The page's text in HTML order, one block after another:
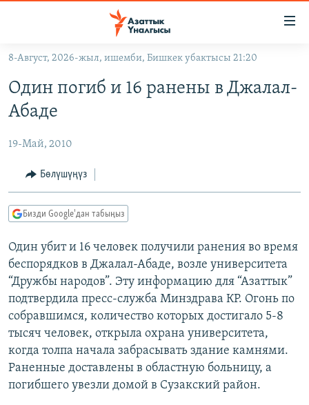
Навигацияга
өтүңүз
Издөөгө
салыңыз
КЫРГЫЗСТАН
САЯСАТ
ЭКОНОМИКА
ДҮЙНӨ
ДҮЙНӨ
БОРБОР АЗИЯ
УКРАИНА
АТАЙЫН ИЛИКТӨӨ
БҮГҮН АЗАТТЫКТА
ЭКСПЕРТТЕР ТАЛДАЙТ
БИЗ ЖАНА ДҮЙНӨ
ДАНИСТЕ
ЭЖЕ-СИҢДИЛЕР
АЗАТТЫК+
ЫҢГАЙСЫЗ СУРООЛОР
ПОДКАСТ
ӨЗГӨЧӨ ПИКИР
Русский
ОНЛАЙН ШЕРИНЕ
8-Август, 2026-жыл, ишемби, Бишкек убактысы 21:20
Один погиб и 16 ранены в Джалал-
Абаде
19-Май, 2010
Бөлүшүңүз
Бизди Google'дан табыңыз
Один убит и 16 человек получили ранения во время
беспорядков в Джалал-Абаде, возле университета
“Дружбы народов”. Эту информацию для “Азаттык”
подтвердила пресс-служба Минздрава КР. Огонь по
собравшимся, количество которых достигало 5-8
тысяч человек, открыла охрана университета,
когда толпа начала забрасывать здание камнями.
Раненные доставлены в областную больницу, а
погибшего увезли домой в Сузакский район.